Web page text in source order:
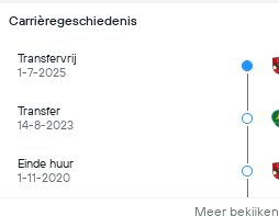
Carrièregeschiedenis
Transfervrij
1-7-2025
Transfer
14-8-2023
Einde huur
1-11-2020
Meer bekijken